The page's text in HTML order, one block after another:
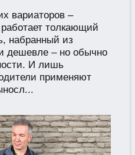
вариаторов –
толкающий
набранный из
дешевле – но обычно
И лишь
применяют